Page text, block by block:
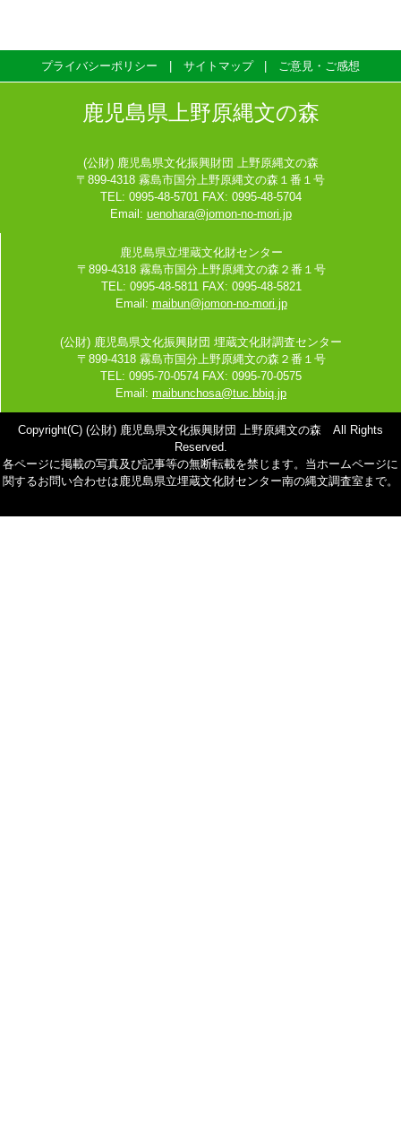
プライバシーポリシー サイトマップ ご意見・ご感想
鹿児島県上野原縄文の森
(公財) 鹿児島県文化振興財団 上野原縄文の森
〒899-4318 霧島市国分上野原縄文の森１番１号
TEL: 0995-48-5701 FAX: 0995-48-5704
Email: uenohara@jomon-no-mori.jp
鹿児島県立埋蔵文化財センター
〒899-4318 霧島市国分上野原縄文の森２番１号
TEL: 0995-48-5811 FAX: 0995-48-5821
Email: maibun@jomon-no-mori.jp
(公財) 鹿児島県文化振興財団 埋蔵文化財調査センター
〒899-4318 霧島市国分上野原縄文の森２番１号
TEL: 0995-70-0574 FAX: 0995-70-0575
Email: maibunchosa@tuc.bbiq.jp
Copyright(C) (公財) 鹿児島県文化振興財団 上野原縄文の森 All Rights
Reserved.
各ページに掲載の写真及び記事等の無断転載を禁じます。当ホームページに
関するお問い合わせは鹿児島県立埋蔵文化財センター南の縄文調査室まで。